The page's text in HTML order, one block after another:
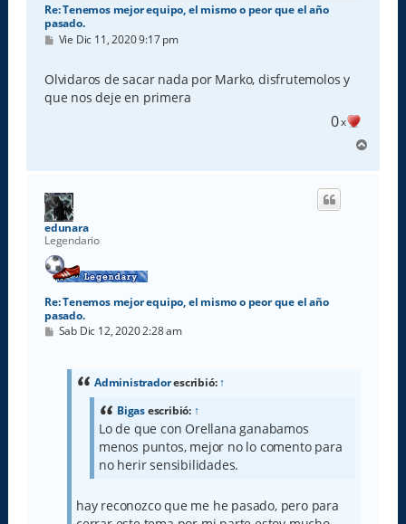
Re: Tenemos mejor equipo, el mismo o peor que el año
pasado.
M
s
a
j
Vie Dic 11, 2020 9:17 pm
Olvidaros de sacar nada por Marko, disfrutemolos y
que nos deje en primera
0x
r
edunara
Legendario
Re: Tenemos mejor equipo, el mismo o peor que el año
pasado.
M
Sab Dic 12, 2020 2:28 am
Administradorescribió:↑
Bigasescribió: ↑
Lo de que con Orellana ganabamos
menos puntos, mejor no lo comento para
no herir sensibilidades.
hay reconozco que me he pasado, pero para